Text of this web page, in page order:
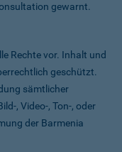
gewarnt.
Rechte vor. Inhalt und
geschützt.
sämtlicher
, Video-, Ton-, oder
der Barmenia